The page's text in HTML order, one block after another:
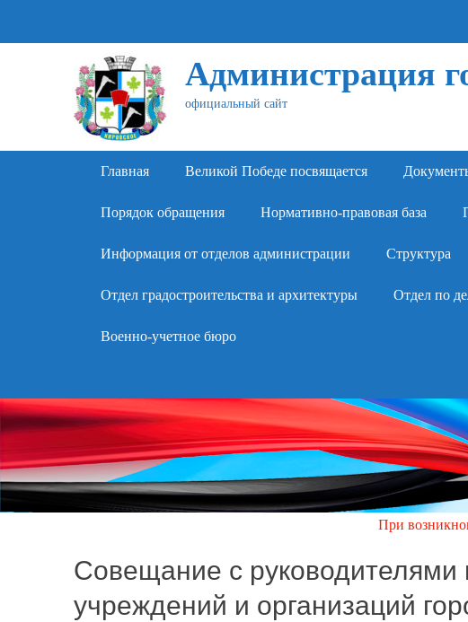
Администрация
официальный сайт
Primary Menu
Skip
content
Главная Великой Победе посвящается
Порядок обращения Нормативно-правовая база
Информация от отделов администрации Структура
Отдел градостроительства и архитектуры Отдел по
Военно-учетное бюро
При возникновении
Совещание с руководителями
учреждений и организаций